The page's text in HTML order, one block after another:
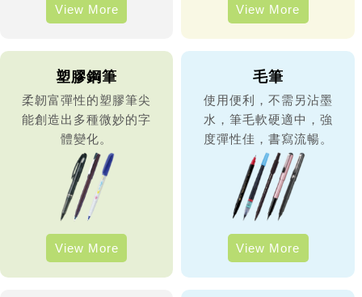
View More View More
塑膠鋼筆
柔韌富彈性的塑膠筆尖
能創造出多種微妙的字
體變化。
View More
毛筆
使用便利，不需另沾墨
水，筆毛軟硬適中，強
度彈性佳，書寫流暢。
View More